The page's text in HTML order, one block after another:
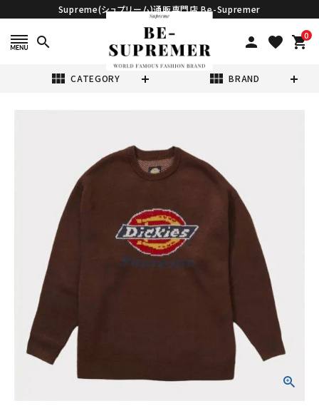
Supreme(シュプリーム)通販専門店 Be-Supremer
search person favorite 0
shopping_cart
view_module CATEGORY view_module BRAND
Supreme シュプ
リーム 2022AW
Dickies
Sweater ディッ
キーズセーター
ブラウン
¥48,980
NEW ITEMS